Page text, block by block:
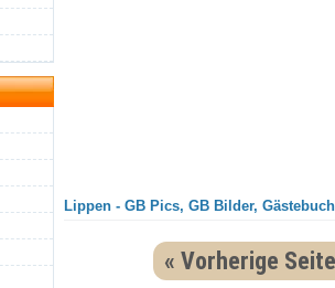
Lippen - GB Pics, GB Bilder,
« Vorherige Seite